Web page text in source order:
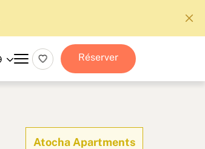
Réserver
Atocha Apartments